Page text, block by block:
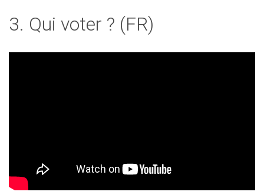
3. Qui voter ? (FR)